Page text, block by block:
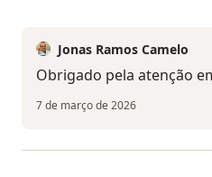
Jonas Ramos Camelo
Obrigado pela atenção
7 de março de 2026